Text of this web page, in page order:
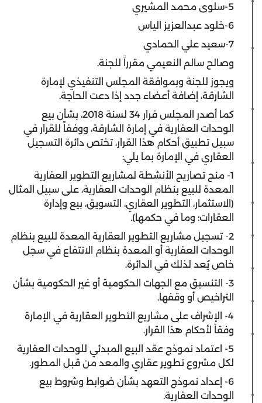
5-سلوى محمد المشيري
6-خلود عبدالعزيز الياس
7-سعيد علي الحمادي
وصالح سالم النعيمي مقرراً للجنة.
ويجوز للجنة وبموافقة المجلس التنفيذي لإمارة
الشارقة، إضافة أعضاء جدد إذا دعت الحاجة.
كما أصدر المجلس قرار 34 لسنة 2018، بشأن بيع
الوحدات العقارية في إمارة الشارقة، ووفقاً للقرار في
سبيل تطبيق أحكام هذا القرار، تختص دائرة التسجيل
العقاري في الإمارة بما يلي:
1- منح تصاريح الأنشطة لمشاريع التطوير العقارية
المعدة للبيع بنظام الوحدات العقارية، على سبيل المثال
(الاستثمار، التطوير العقاري، التسويق، بيع وإدارة
العقارات؛ وما في حكمها).
2- تسجيل مشاريع التطوير العقارية المعدة للبيع بنظام
الوحدات العقارية أو المعدة بنظام الانتفاع في سجل
خاص يُعد لذلك في الدائرة.
3- التنسيق مع الجهات الحكومية أو غير الحكومية بشأن
التراخيص أو وقفها.
4- الإشراف على مشاريع التطوير العقارية في الإمارة
وفقاً لأحكام هذا القرار.
5- اعتماد نموذج عقد البيع المبدئي للوحدات العقارية
لكل مشروع تطوير عقاري والمعد من قبل المطور.
6- إعداد نموذج التعهد بشأن ضوابط وشروط بيع
الوحدات العقارية.